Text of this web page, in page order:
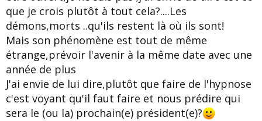
e
que je crois plutôt à tout cela?....Les
démons,morts ..qu'ils restent là où ils sont!
Mais son phénomène est tout de même
étrange,prévoir l'avenir à la même date avec une
année de plus
J'ai envie de lui dire,plutôt que faire de l'hypnose
c'est voyant qu'il faut faire et nous prédire qui
sera le (ou la) prochain(e) président(e)?